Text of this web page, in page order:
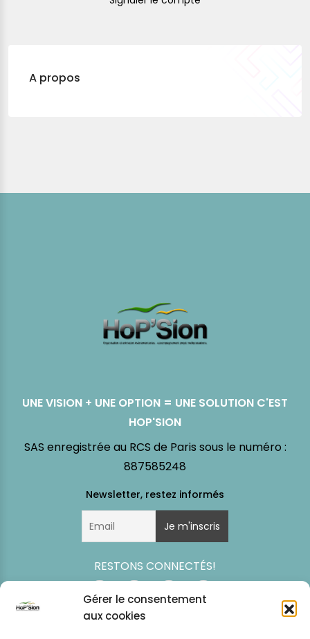
Gérer le consentement
aux cookies
A propos
UNE VISION + UNE OPTION = UNE SOLUTION C'EST
HOP'SION
SAS enregistrée au RCS de Paris sous le numéro :
887585248
RESTONS CONNECTÉS!